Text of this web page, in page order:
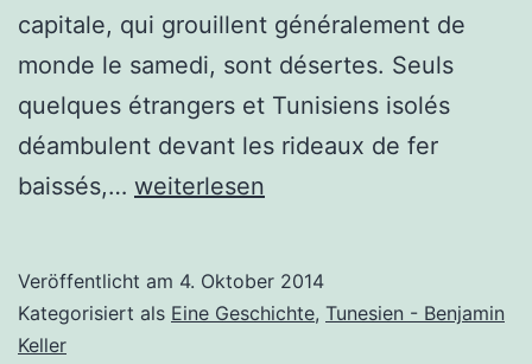
capitale, qui grouillent généralement de
monde le samedi, sont désertes. Seuls
quelques étrangers et Tunisiens isolés
déambulent devant les rideaux de fer
baissés,… Aïd
weiterlesen
Veröffentlicht am 4. Oktober 2014
Kategorisiert als Eine Geschichte, Tunesien - Benjamin
Keller